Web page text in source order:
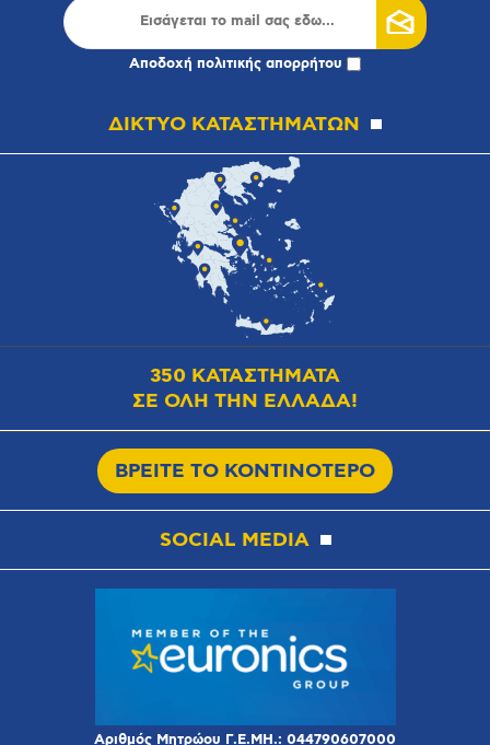
Αποδοχή πολιτικής απορρήτου
ΔΙΚΤΥΟ ΚΑΤΑΣΤΗΜΑΤΩΝ
350 ΚΑΤΑΣΤΗΜΑΤΑ
ΣΕ ΟΛΗ ΤΗΝ ΕΛΛΑΔΑ!
ΒΡΕΙΤΕ ΤΟ ΚΟΝΤΙΝΟΤΕΡΟ
SOCIAL MEDIA